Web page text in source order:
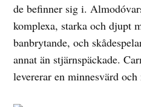
de befinner sig i.
komplexa, starka och djupt
banbrytande, och
annat än stjärnspäckade.
levererar en minnesvärd